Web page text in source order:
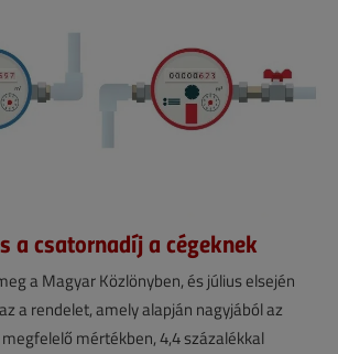
a csatornadíj a cégeknek
a Magyar Közlönyben, és július elsején
a rendelet, amely alapján nagyjából az
mértékben, 4,4 százalékkal